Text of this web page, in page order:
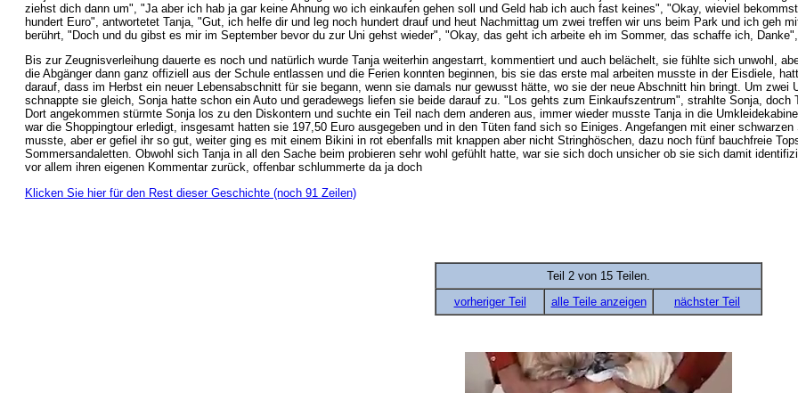
ziehst dich dann um", "Ja aber ich hab ja gar keine Ahnung wo ich einkaufen gehen soll und Geld hab ich auch fast keines", "Okay, wieviel
hundert Euro", antwortetet Tanja, "Gut, ich helfe dir und leg noch hundert drauf und heut Nachmittag um zwei treffen wir uns beim Park und ich geh
berührt, "Doch und du gibst es mir im September bevor du zur Uni gehst wieder", "Okay, das geht ich arbeite eh im Sommer, das schaffe ich,
Bis zur Zeugnisverleihung dauerte es noch und natürlich wurde Tanja weiterhin angestarrt, kommentiert und auch belächelt, sie fühlte sich unwohl,
die Abgänger dann ganz offiziell aus der Schule entlassen und die Ferien konnten beginnen, bis sie das erste mal arbeiten musste in der Eisdiele,
darauf, dass im Herbst ein neuer Lebensabschnitt für sie begann, wenn sie damals nur gewusst hätte, wo sie der neue Abschnitt hin bringt. Um
schnappte sie gleich, Sonja hatte schon ein Auto und geradewegs liefen sie beide darauf zu. "Los gehts zum Einkaufszentrum", strahlte Sonja,
Dort angekommen stürmte Sonja los zu den Diskontern und suchte ein Teil nach dem anderen aus, immer wieder musste Tanja in die
war die Shoppingtour erledigt, insgesamt hatten sie 197,50 Euro ausgegeben und in den Tüten fand sich so Einiges. Angefangen mit einer
musste, aber er gefiel ihr so gut, weiter ging es mit einem Bikini in rot ebenfalls mit knappen aber nicht Stringhöschen, dazu noch fünf bauchfreie
Sommersandaletten. Obwohl sich Tanja in all den Sache beim probieren sehr wohl gefühlt hatte, war sie sich doch unsicher ob sie sich damit
vor allem ihren eigenen Kommentar zurück, offenbar schlummerte da ja doch
Klicken Sie hier für den Rest dieser Geschichte (noch 91 Zeilen)
Teil 2 von 15 Teilen.
vorheriger Teil
alle Teile anzeigen nächster Teil